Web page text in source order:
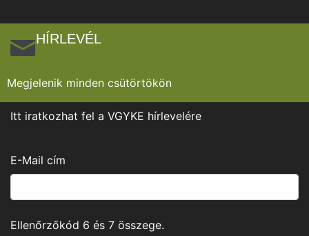
HÍRLEVÉL
Megjelenik minden csütörtökön
Itt iratkozhat fel a VGYKE hírlevelére
E-Mail cím
Ellenőrzőkód 6 és 7 összege.